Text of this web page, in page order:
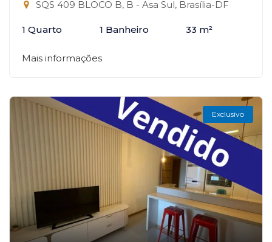
SQS 409 BLOCO B, B - Asa Sul, Brasília-DF
1 Quarto 1 Banheiro 33 m²
Mais informações
Exclusivo